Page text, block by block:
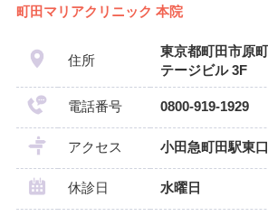
町田マリアクリニック 本院
住所
東京都町田市原
テージビル 3F
電話番号 0800-919-1929
アクセス 小田急町田駅東
休診日 水曜日